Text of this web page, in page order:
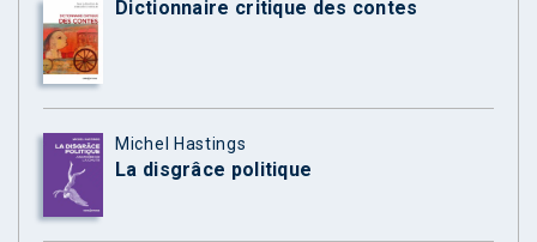
Dictionnaire critique des contes
Michel Hastings
La disgrâce politique